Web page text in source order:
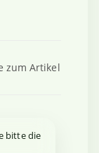
zum Artikel
bitte die